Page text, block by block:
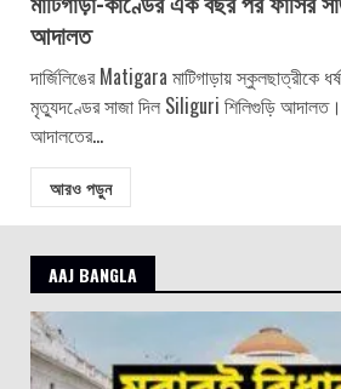
আদালত
দার্জিলিঙের Matigara মাটিগাড়ায় স্কুলছাত্রীকে
মৃত্যুদণ্ডের সাজা দিল Siliguri শিলিগুড়ি আদালত।
আদালতের...
আরও পড়ুন
AAJ BANGLA